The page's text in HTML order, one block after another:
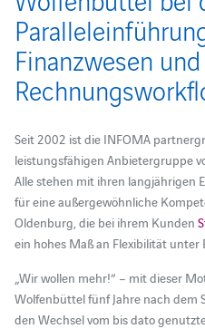
Finanzwesen
Seit 2002 ist die INFOMA
leistungsfähigen Anbietergruppe
Alle stehen mit ihren langjährigen
für eine außergewöhnliche
Oldenburg, die bei ihrem Kunden
ein hohes Maß an Flexibilität unter
„Wir wollen mehr!“ – mit dieser
Wolfenbüttel fünf Jahre nach dem
den Wechsel vom bis dato